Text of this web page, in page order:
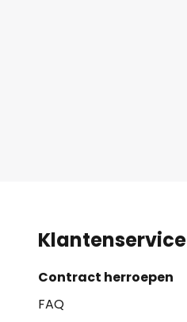
Klantenservice
Contract herroepen
FAQ